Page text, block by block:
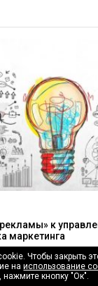
к
маркетинга
Чтобы закрыть
наиспользование
нажмите кнопку "Ок".